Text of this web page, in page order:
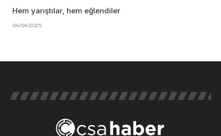
Hem yarıştılar, hem eğlendiler
04/04/2025